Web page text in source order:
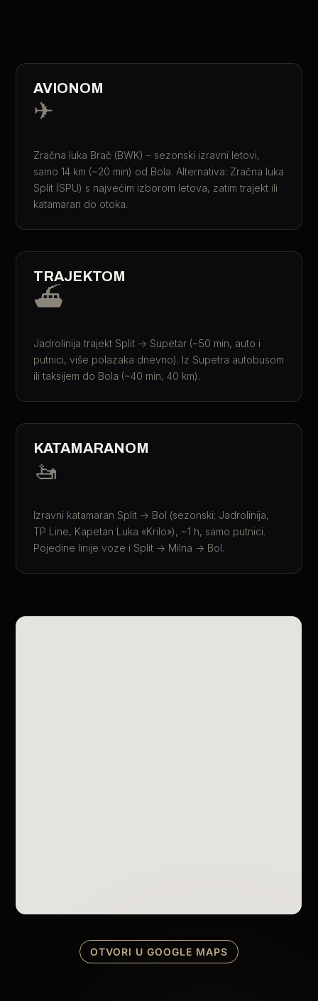
AVIONOM
✈
Zračna luka Brač (BWK) – sezonski izravni letovi,
samo 14 km (~20 min) od Bola. Alternativa: Zračna luka
Split (SPU) s najvećim izborom letova, zatim trajekt ili
katamaran do otoka.
TRAJEKTOM
⛴
Jadrolinija trajekt Split → Supetar (~50 min, auto i
putnici, više polazaka dnevno). Iz Supetra autobusom
ili taksijem do Bola (~40 min, 40 km).
KATAMARANOM
🚤
Izravni katamaran Split → Bol (sezonski; Jadrolinija,
TP Line, Kapetan Luka «Krilo»), ~1 h, samo putnici.
Pojedine linije voze i Split → Milna → Bol.
OTVORI U GOOGLE MAPS